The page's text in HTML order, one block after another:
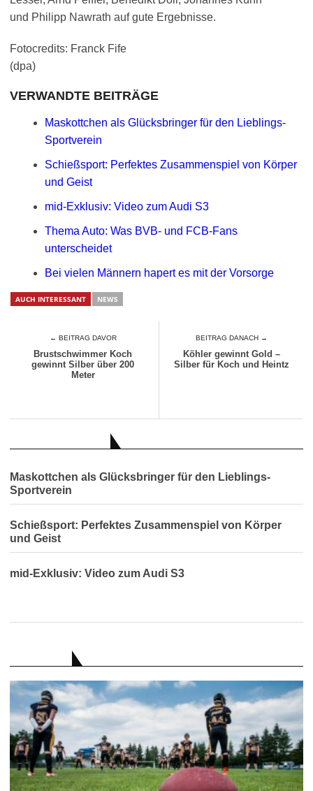
und Philipp Nawrath auf gute Ergebnisse.
Fotocredits: Franck Fife
(dpa)
VERWANDTE BEITRÄGE
Maskottchen als Glücksbringer für den Lieblings-
Sportverein
Schießsport: Perfektes Zusammenspiel von Körper
und Geist
mid-Exklusiv: Video zum Audi S3
Thema Auto: Was BVB- und FCB-Fans
unterscheidet
Bei vielen Männern hapert es mit der Vorsorge
AUCH INTERESSANT NEWS
← BEITRAG DAVOR
Brustschwimmer Koch
gewinnt Silber über 200
Meter
BEITRAG DANACH →
Köhler gewinnt Gold –
Silber für Koch und Heintz
Maskottchen als Glücksbringer für den Lieblings-
Sportverein
Schießsport: Perfektes Zusammenspiel von Körper
und Geist
mid-Exklusiv: Video zum Audi S3